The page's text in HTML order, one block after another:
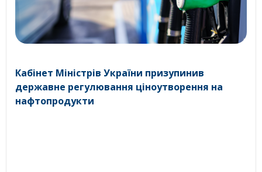
Кабінет Міністрів України призупинив
державне регулювання ціноутворення на
нафтопродукти